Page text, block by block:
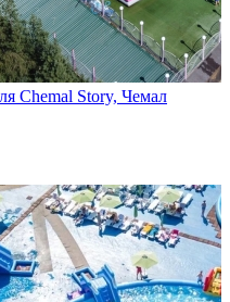
Chemal Story, Чемал